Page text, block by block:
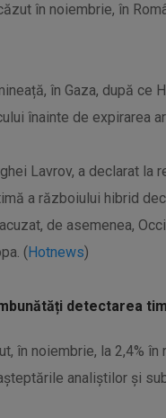
în noiembrie, în
în Gaza, după ce
înainte de expirarea
Lavrov, a declarat la
a războiului hibrid
de asemenea,
(Hotnews)
detectarea
în noiembrie, la 2,4%
analiștilor şi